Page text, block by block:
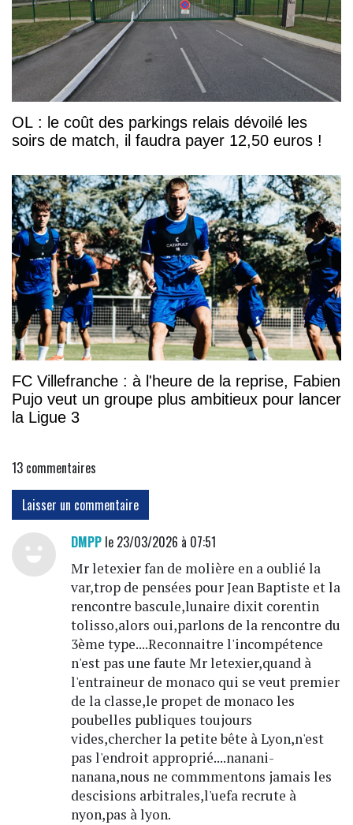
OL : le coût des parkings relais dévoilé les
soirs de match, il faudra payer 12,50 euros !
FC Villefranche : à l'heure de la reprise, Fabien
Pujo veut un groupe plus ambitieux pour lancer
la Ligue 3
13 commentaires
Laisser un commentaire
DMPPle 23/03/2026 à 07:51
Mr letexier fan de molière en a oublié la
var,trop de pensées pour Jean Baptiste et la
rencontre bascule,lunaire dixit corentin
tolisso,alors oui,parlons de la rencontre du
3ème type....Reconnaitre l'incompétence
n'est pas une faute Mr letexier,quand à
l'entraineur de monaco qui se veut premier
de la classe,le propet de monaco les
poubelles publiques toujours
vides,chercher la petite bête à Lyon,n'est
pas l'endroit approprié....nanani-
nanana,nous ne commmentons jamais les
descisions arbitrales,l'uefa recrute à
nyon,pas à lyon.